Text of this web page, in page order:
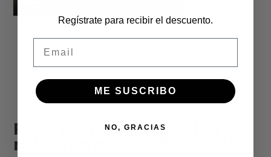
Ropa de mujer elegante y
moderna para cada ocasión
Regístrate para recibir el descuento.
ME SUSCRIBO
NO, GRACIAS